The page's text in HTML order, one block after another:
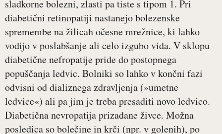
sladkorne bolezni, zlasti pa tiste s tipom 1. Pri
diabetični retinopatiji nastanejo bolezenske
spremembe na žilicah očesne mrežnice, ki lahko
vodijo v poslabšanje ali celo izgubo vida. V sklopu
diabetične nefropatije pride do postopnega
popuščanja ledvic. Bolniki so lahko v končni fazi
odvisni od dializnega zdravljenja (»umetne
ledvice«) ali pa jim je treba presaditi novo ledvico.
Diabetična nevropatija prizadane živce. Možna
posledica so bolečine in krči (npr. v golenih), po